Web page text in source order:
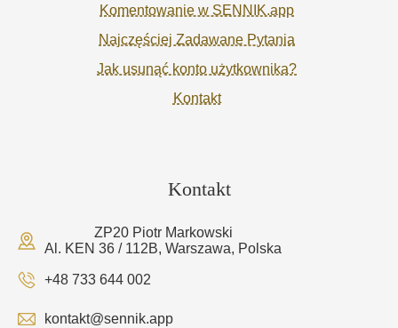
Komentowanie w SENNIK.app
Najczęściej Zadawane Pytania
Jak usunąć konto użytkownika?
Kontakt
Kontakt
ZP20 Piotr Markowski
Al. KEN 36 / 112B, Warszawa, Polska
+48 733 644 002
kontakt@sennik.app